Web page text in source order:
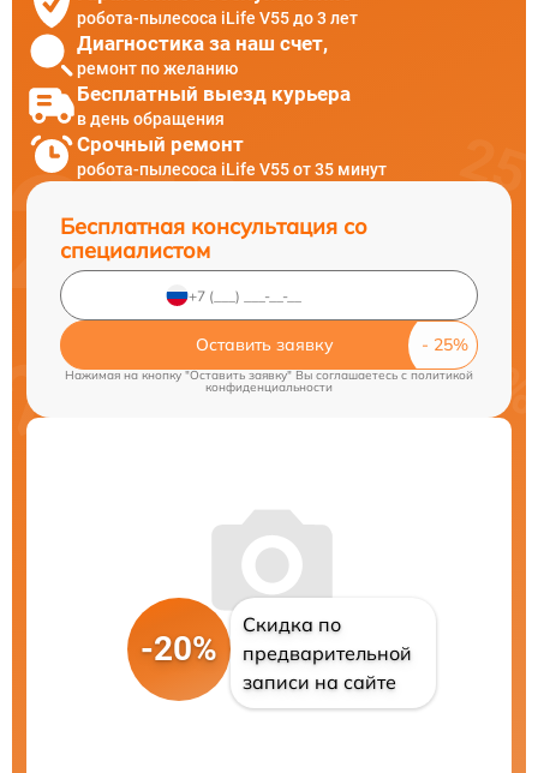
робота-пылесоса iLife V55 до 3 лет
Диагностика за наш счет,
ремонт по желанию
Бесплатный выезд курьера
в день обращения
Срочный ремонт
робота-пылесоса iLife V55 от 35 минут
Бесплатная консультация со
специалистом
Оставить заявку
Нажимая на кнопку "Оставить заявку" Вы соглашаетесь c политикой
конфиденциальности
-20%
Скидка по
предварительной
записи на сайте